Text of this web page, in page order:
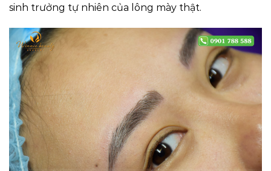
sinh trưởng tự nhiên của lông mày thật.